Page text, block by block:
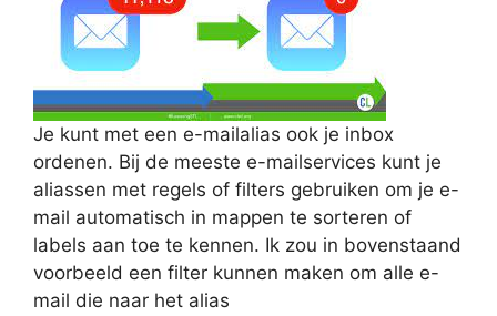
Je kunt met een e-mailalias ook je inbox
ordenen. Bij de meeste e-mailservices kunt je
aliassen met regels of filters gebruiken om je e-
mail automatisch in mappen te sorteren of
labels aan toe te kennen. Ik zou in bovenstaand
voorbeeld een filter kunnen maken om alle e-
mail die naar het alias